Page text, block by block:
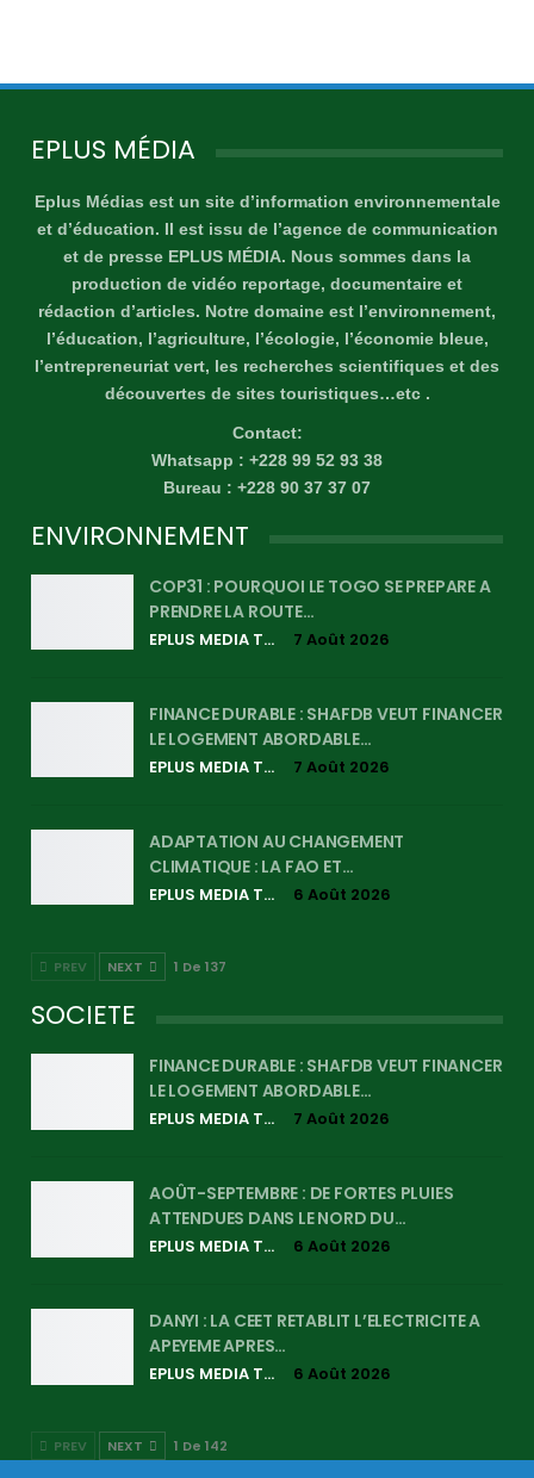
EPLUS MÉDIA
Eplus Médias est un site d’information environnementale
et d’éducation. Il est issu de l’agence de communication
et de presse EPLUS MÉDIA. Nous sommes dans la
production de vidéo reportage, documentaire et
rédaction d’articles. Notre domaine est l’environnement,
l’éducation, l’agriculture, l’écologie, l’économie bleue,
l’entrepreneuriat vert, les recherches scientifiques et des
découvertes de sites touristiques…etc .
Contact:
Whatsapp : +228 99 52 93 38
Bureau : +228 90 37 37 07
ENVIRONNEMENT
COP31 : POURQUOI LE TOGO SE PREPARE A
PRENDRE LA ROUTE…
EPLUS MEDIA TV 7 Août 2026
FINANCE DURABLE : SHAFDB VEUT FINANCER
LE LOGEMENT ABORDABLE…
EPLUS MEDIA TV 7 Août 2026
ADAPTATION AU CHANGEMENT
CLIMATIQUE : LA FAO ET…
EPLUS MEDIA TV 6 Août 2026
PREV NEXT 1 De 137
SOCIETE
FINANCE DURABLE : SHAFDB VEUT FINANCER
LE LOGEMENT ABORDABLE…
EPLUS MEDIA TV 7 Août 2026
AOÛT-SEPTEMBRE : DE FORTES PLUIES
ATTENDUES DANS LE NORD DU…
EPLUS MEDIA TV 6 Août 2026
DANYI : LA CEET RETABLIT L’ELECTRICITE A
APEYEME APRES…
EPLUS MEDIA TV 6 Août 2026
PREV NEXT 1 De 142